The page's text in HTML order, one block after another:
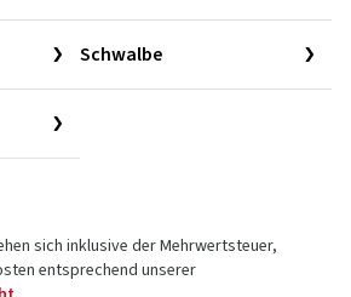
Schwalbe
sich inklusive der Mehrwertsteuer,
entsprechend unserer